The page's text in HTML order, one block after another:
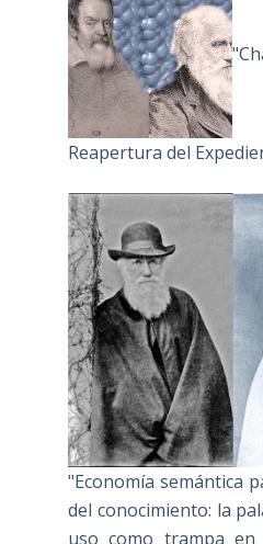
Reapertura del
"Economía semántica
del conocimiento: la
uso como trampa